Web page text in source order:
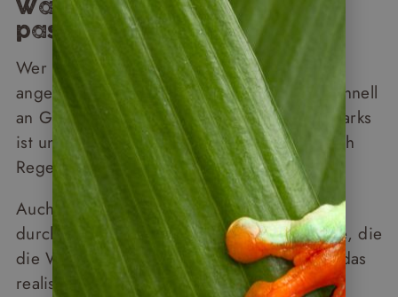
Wann die Reise eher nicht
passt
Wer auf einen Rollator oder Rollstuhl
angewiesen ist, stößt auf unseren Reisen schnell
an Grenzen. Das Gelände in den Nationalparks
ist uneben, Treppen kommen vor – und nach
Regen sind die Böden tief und schlammig.
Auch wer stark hitzeempfindlich ist – etwa
durch Herzerkrankungen oder Medikamente, die
die Wärmeregulation beeinflussen – sollte das
realistisch einschätzen.